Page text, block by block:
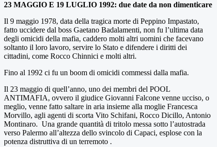
23 MAGGIO E 19 LUGLIO 1992: due date da non dimenticare
Il 9 maggio 1978, data della tragica morte di Peppino Impastato,
fatto uccidere dal boss Gaetano Badalamenti, non fu l’ultima data
degli omicidi della mafia, caddero molti altri uomini che facevano
soltanto il loro lavoro, servire lo Stato e difendere i diritti dei
cittadini, come Rocco Chinnici e molti altri.
Fino al 1992 ci fu un boom di omicidi commessi dalla mafia.
Il 23 maggio di quell’anno, uno dei membri del POOL
ANTIMAFIA, ovvero il giudice Giovanni Falcone venne ucciso, o
meglio, venne fatto saltare in aria insieme alla moglie Francesca
Morvillo, agli agenti di scorta Vito Schifani, Rocco Dicillo, Antonio
Montinaro. Una grande quantità di tritolo messa sotto l’autostrada
verso Palermo all’altezza dello svincolo di Capaci, esplose con la
potenza distruttiva di un terremoto .